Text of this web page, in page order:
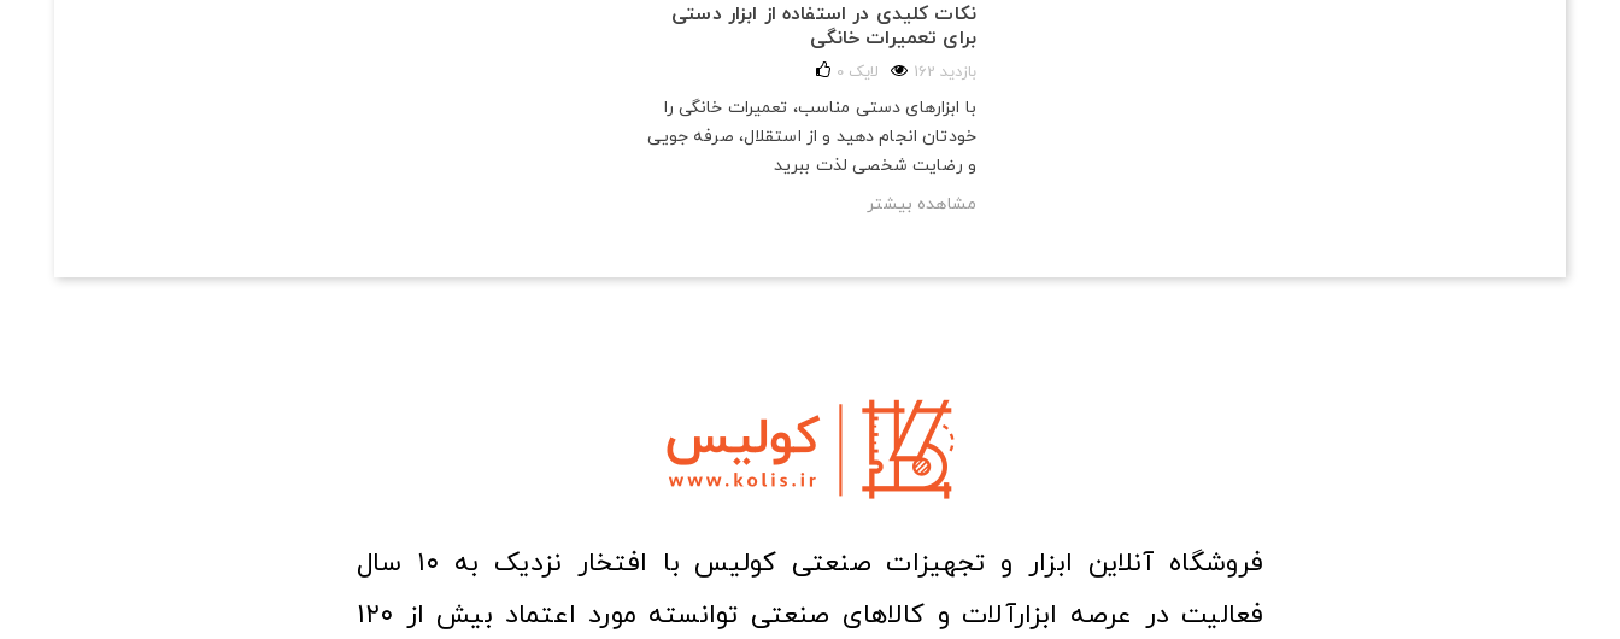
نکات کلیدی در استفاده از ابزار دستی
برای تعمیرات خانگی
162 بازدید 0 لایک
با ابزارهای دستی مناسب، تعمیرات خانگی را
خودتان انجام دهید و از استقلال، صرفه‌ جویی
و رضایت شخصی لذت ببرید
مشاهده بیشتر
فروشگاه آنلاین ابزار و تجهیزات صنعتی کولیس با افتخار نزدیک به ۱۰ سال
فعالیت در عرصه ابزارآلات و کالاهای صنعتی توانسته مورد اعتماد بیش از ۱۲۰